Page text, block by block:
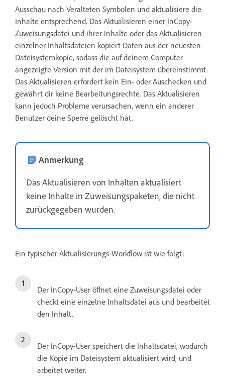
Ausschau nach Veralteten Symbolen und aktualisiere die
Inhalte entsprechend. Das Aktualisieren einer InCopy-
Zuweisungsdatei und ihrer Inhalte oder das Aktualisieren
einzelner Inhaltsdateien kopiert Daten aus der neuesten
Dateisystemkopie, sodass die auf deinem Computer
angezeigte Version mit der im Dateisystem übereinstimmt.
Das Aktualisieren erfordert kein Ein- oder Auschecken und
gewährt dir keine Bearbeitungsrechte. Das Aktualisieren
kann jedoch Probleme verursachen, wenn ein anderer
Benutzer deine Sperre gelöscht hat.
Anmerkung
Das Aktualisieren von Inhalten aktualisiert
keine Inhalte in Zuweisungspaketen, die nicht
zurückgegeben wurden.
Ein typischer Aktualisierungs-Workflow ist wie folgt:
Der InCopy-User öffnet eine Zuweisungsdatei oder
checkt eine einzelne Inhaltsdatei aus und bearbeitet
den Inhalt.
Der InCopy-User speichert die Inhaltsdatei, wodurch
die Kopie im Dateisystem aktualisiert wird, und
arbeitet weiter.